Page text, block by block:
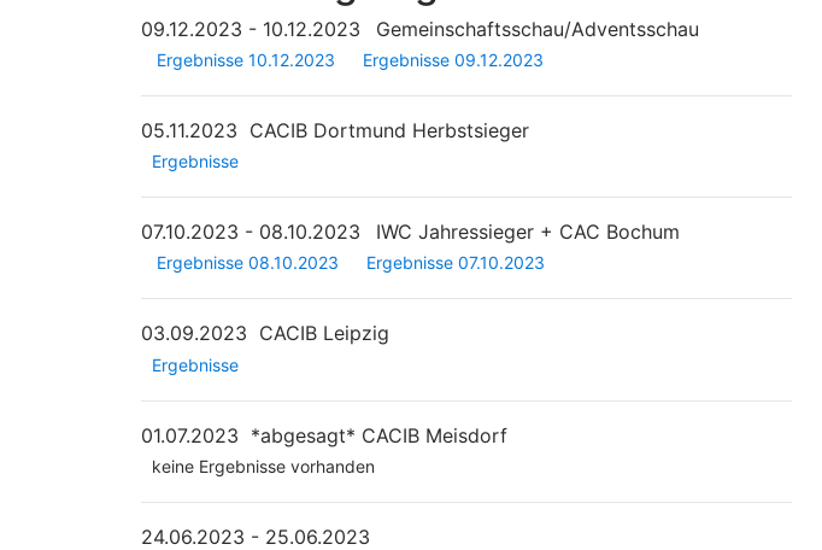
09.12.2023 - 10.12.2023 Gemeinschaftsschau/Adventsschau
Ergebnisse 10.12.2023 Ergebnisse 09.12.2023
05.11.2023 CACIB Dortmund Herbstsieger
Ergebnisse
07.10.2023 - 08.10.2023 IWC Jahressieger + CAC Bochum
Ergebnisse 08.10.2023 Ergebnisse 07.10.2023
03.09.2023 CACIB Leipzig
Ergebnisse
01.07.2023 *abgesagt* CACIB Meisdorf
keine Ergebnisse vorhanden
24.06.2023 - 25.06.2023